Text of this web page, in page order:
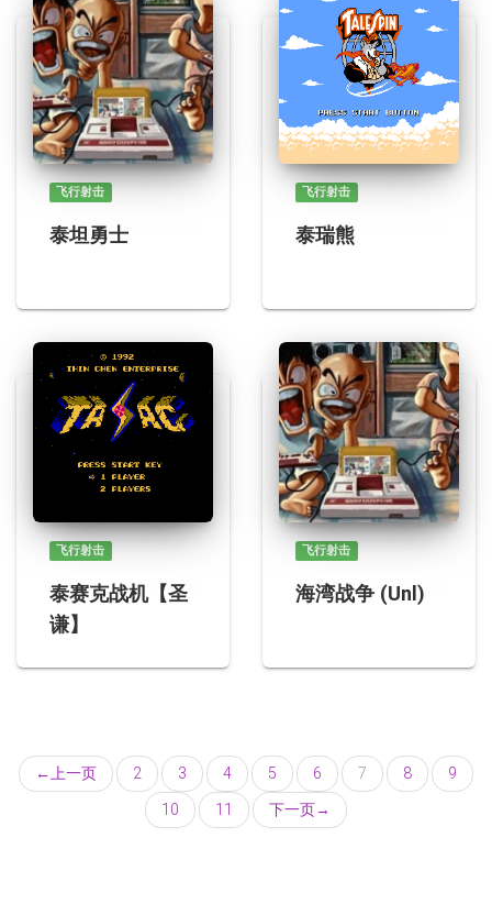
飞行射击
泰坦勇士
飞行射击
泰瑞熊
飞行射击
泰赛克战机【圣
谦】
飞行射击
海湾战争 (Unl)
← 上一页 2 3 4 5 6 7 8 9
10 11 下一页→